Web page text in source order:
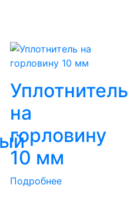
Уплотнитель
на
горловину
10 мм
Подробнее